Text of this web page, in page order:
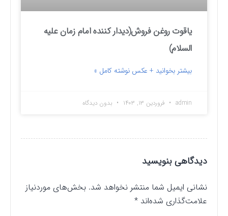
یاقوت روغن فروش(دیدار کننده امام زمان علیه
السلام)
بیشتر بخوانید + عکس نوشته کامل »
admin فروردین ۱۳, ۱۴۰۳ بدون دیدگاه
دیدگاهی بنویسید
نشانی ایمیل شما منتشر نخواهد شد. بخش‌های موردنیاز
علامت‌گذاری شده‌اند*